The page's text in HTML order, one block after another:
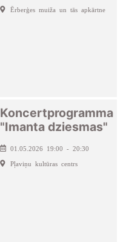
Ērberģes muiža un tās apkārtne
Koncertprogramma
"Imanta dziesmas"
01.05.2026 19:00 - 20:30
Pļaviņu kultūras centrs